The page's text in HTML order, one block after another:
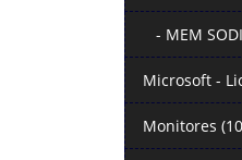
- MEM
Microsoft -
Monitores